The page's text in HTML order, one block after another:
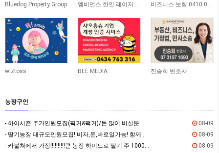
Bluedog Property Group
wiztoss BEE MEDIA 진승희 변호사
농장구인
08-09
08-09
08-09